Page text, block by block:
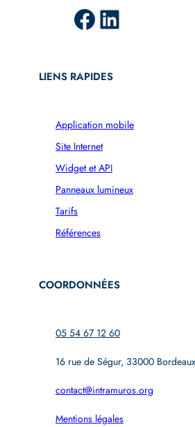
Facebook LinkedIn
LIENS RAPIDES
Application mobile
Site Internet
Widget et API
Panneaux lumineux
Tarifs
Références
COORDONNÉES
05 54 67 12 60
16 rue de Ségur, 33000 Bordeaux
contact@intramuros.org
Mentions légales